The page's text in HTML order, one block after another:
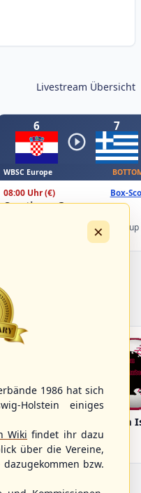
Livestream Übersicht
6 7
WBSC Europe
08:00 Uhr(€) Box-
Croatia vs. Greece
Championship B Pool 2026 - Group
Fehmarn
×
1986 hat sich
Holstein einiges
Wiki findet ihr dazu
über die Vereine,
bzw.